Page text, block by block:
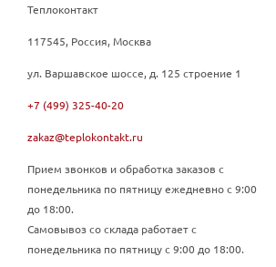
Теплоконтакт
117545, Россия, Москва
ул. Варшавское шоссе, д. 125 строение 1
+7 (499) 325-40-20
zakaz@teplokontakt.ru
Прием звонков и обработка заказов с
понедельника по пятницу ежедневно с 9:00
до 18:00.
Самовывоз со склада работает с
понедельника по пятницу с 9:00 до 18:00.